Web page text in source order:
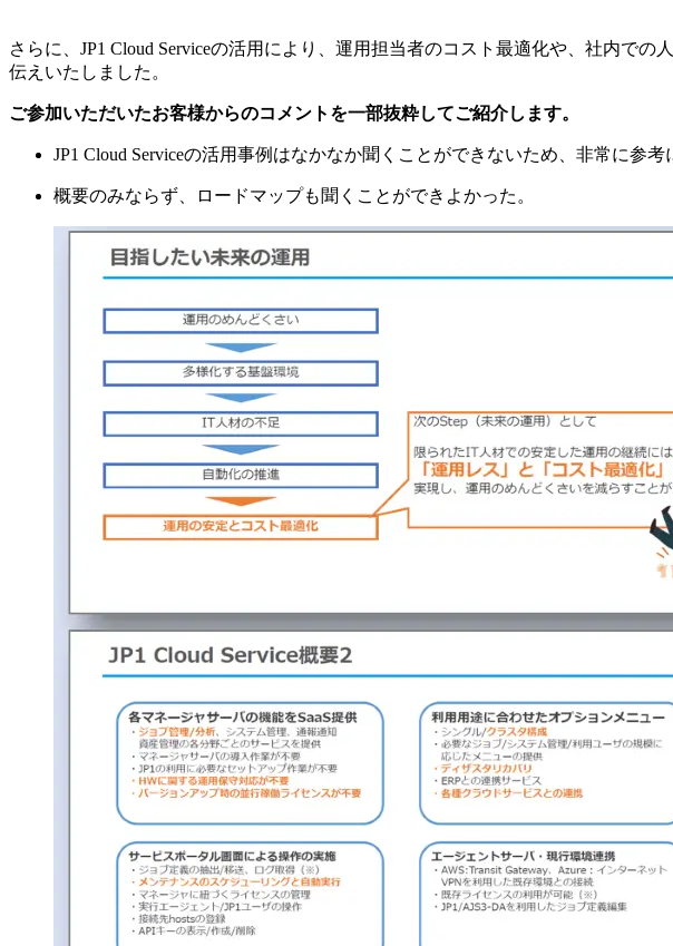
さらに、JP1 Cloud Serviceの活用により、運用担当者のコスト最適化や、社内で
伝えいたしました。
ご参加いただいたお客様からのコメントを一部抜粋してご紹介します。
JP1 Cloud Serviceの活用事例はなかなか聞くことができないため、非常に参考
概要のみならず、ロードマップも聞くことができよかった。